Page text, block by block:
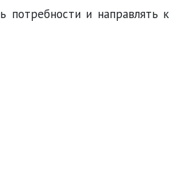
потребности и направлять к